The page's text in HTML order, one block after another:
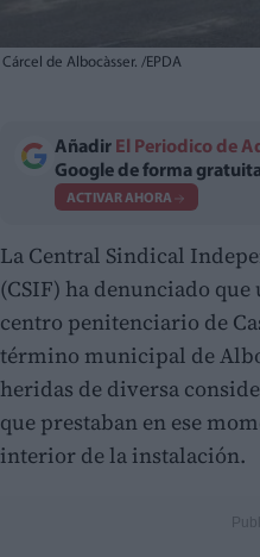
Cárcel de Albocàsser. /EPDA
Añadir El Periodico de
Google de forma
ACTIVAR AHORA
La Central Sindical
(CSIF) ha denunciado
centro penitenciario de
término municipal de
heridas de diversa
que prestaban en ese
interior de la instalación.